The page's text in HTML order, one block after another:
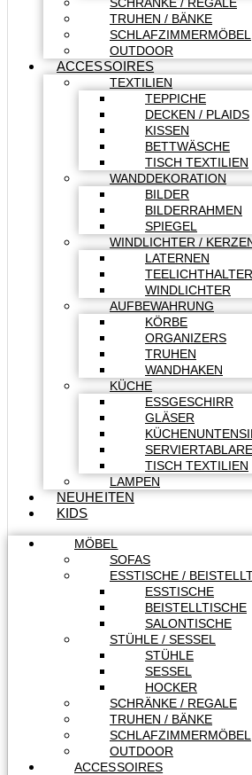
TRUHEN / BÄNKE
SCHLAFZIMMERMÖBEL
OUTDOOR
ACCESSOIRES
TEXTILIEN
TEPPICHE
DECKEN / PLAIDS
KISSEN
BETTWÄSCHE
TISCH TEXTILIEN
WANDDEKORATION
BILDER
BILDERRAHMEN
SPIEGEL
WINDLICHTER /
LATERNEN
TEELICHTHALTER
WINDLICHTER
AUFBEWAHRUNG
KÖRBE
ORGANIZERS
TRUHEN
WANDHAKEN
KÜCHE
ESSGESCHIRR
GLÄSER
TISCH TEXTILIEN
LAMPEN
NEUHEITEN
KIDS
MÖBEL
SOFAS
ESSTISCHE /
ESSTISCHE
BEISTELLTISCHE
SALONTISCHE
STÜHLE / SESSEL
STÜHLE
SESSEL
HOCKER
SCHRÄNKE / REGALE
TRUHEN / BÄNKE
SCHLAFZIMMERMÖBEL
OUTDOOR
ACCESSOIRES